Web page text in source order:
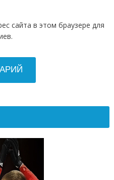
сайта в этом браузере для